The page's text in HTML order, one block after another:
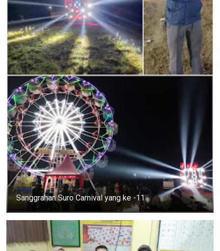
Sanggrahan Suro Carnival yang ke -11